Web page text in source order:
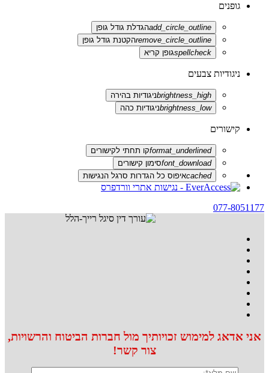
גופנים
add_circle_outlineהגדלת גודל גופן
remove_circle_outlineהקטנת גודל גופן
spellcheckגופן קריא
ניגודיות צבעים
brightness_highניגודיות בהירה
brightness_lowניגודיות כהה
קישורים
format_underlinedקו תחתי לקישורים
font_downloadסימון קישורים
cachedאיפוס כל הגדרות סרגל הנגישות
077-8051177
אני אדאג למימוש זכויותיך מול חברות הביטוח והרשויות,
צור קשר!